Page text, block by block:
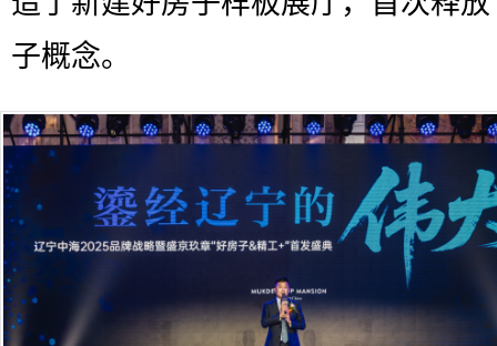
子概念。